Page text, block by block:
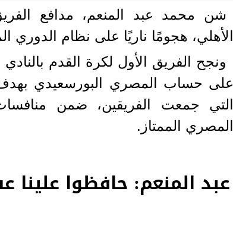
شن محمد عبد المنعم، مدافع
الأهلي، هجومًا ناريًا على نظام الدوري
ونجح الفريق الأول لكرة القدم
على حساب المصري البورسعيدي
المصري الممتاز.
عبد المنعم: حافظوا